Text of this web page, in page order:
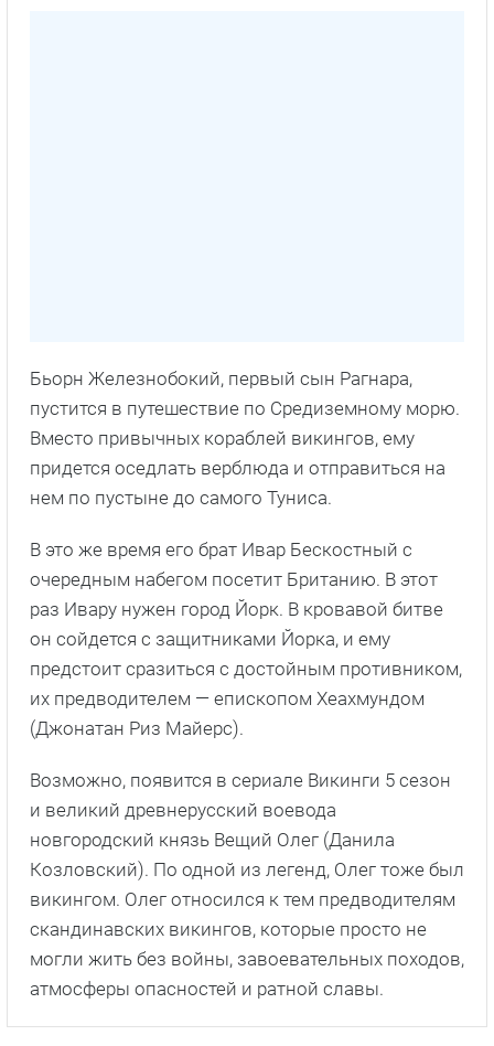
Бьорн Железнобокий, первый сын Рагнара,
пустится в путешествие по Средиземному морю.
Вместо привычных кораблей викингов, ему
придется оседлать верблюда и отправиться на
нем по пустыне до самого Туниса.
В это же время его брат Ивар Бескостный с
очередным набегом посетит Британию. В этот
раз Ивару нужен город Йорк. В кровавой битве
он сойдется с защитниками Йорка, и ему
предстоит сразиться с достойным противником,
их предводителем — епископом Хеахмундом
(Джонатан Риз Майерс).
Возможно, появится в сериале Викинги 5 сезон
и великий древнерусский воевода
новгородский князь Вещий Олег (Данила
Козловский). По одной из легенд, Олег тоже был
викингом. Олег относился к тем предводителям
скандинавских викингов, которые просто не
могли жить без войны, завоевательных походов,
атмосферы опасностей и ратной славы.